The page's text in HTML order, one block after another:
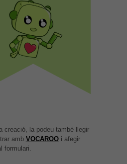
creació, la podeu també llegir
amb VOCAROOi afegir
formulari.